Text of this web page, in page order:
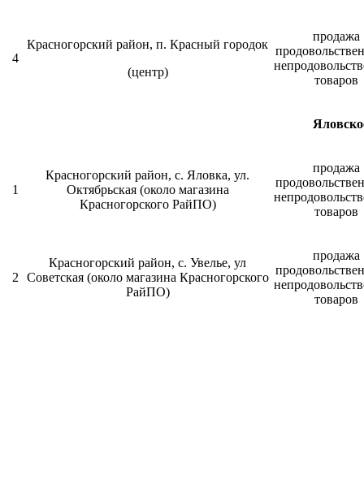
4
Красногорский район, п. Красный городок
(центр)
продажа
товаров
1
Красногорский район, с. Яловка, ул.
Октябрьская (около магазина
Красногорского РайПО)
продажа
товаров
2
Красногорский район, с. Увелье, ул
Советская (около магазина Красногорского
РайПО)
продажа
товаров